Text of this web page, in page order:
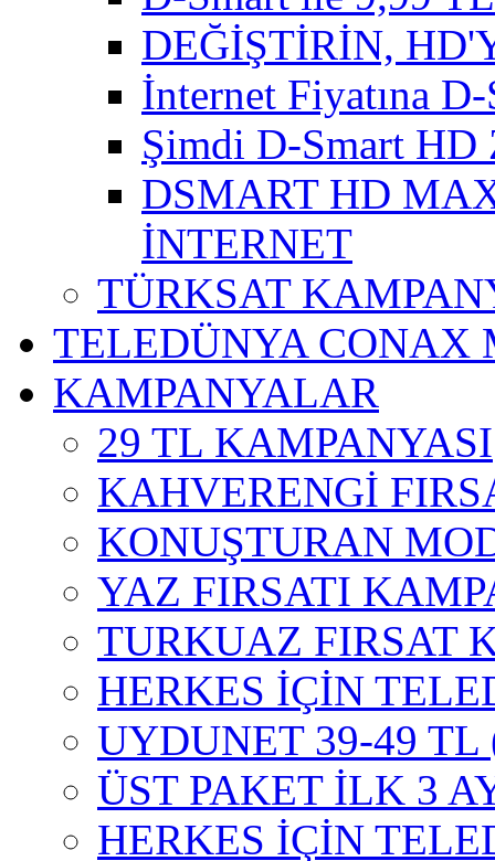
DEĞİŞTİRİN,
İnternet Fiyatına
Şimdi D-Smart HD
DSMART HD
İNTERNET
TÜRKSAT
TELEDÜNYA CONAX
KAMPANYALAR
29 TL KAMPANYASI
KAHVERENGİ
KONUŞTURAN
YAZ FIRSATI
TURKUAZ FIRSAT
HERKES İÇİN
UYDUNET 39-49
ÜST PAKET İLK 3
HERKES İÇİN